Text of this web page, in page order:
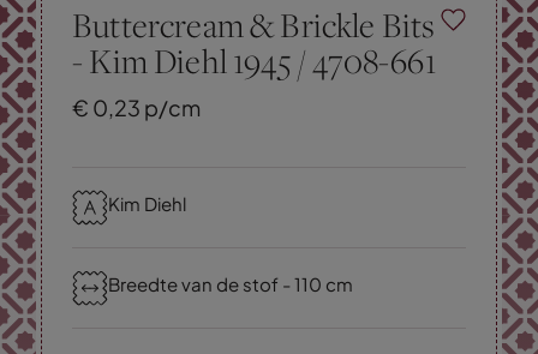
Buttercream & Brickle Bits
- Kim Diehl 1945 / 4708-661
€ 0,23 p/cm
Kim Diehl
Breedte van de stof - 110 cm